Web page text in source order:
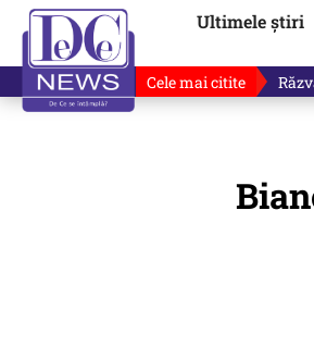
Ultimele știri
Cele mai citite